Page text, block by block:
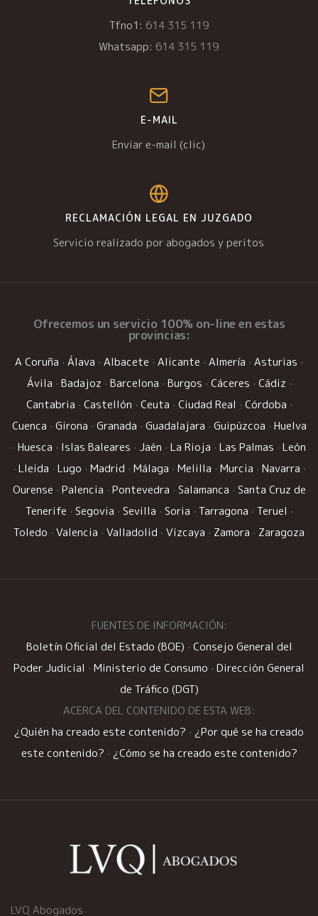
Tfno1: 614 315 119
Whatsapp: 614 315 119
E-MAIL
Enviar e-mail (clic)
RECLAMACIÓN LEGAL EN JUZGADO
Servicio realizado por abogados y peritos
Ofrecemos un servicio 100% on-line en estas
provincias:
A Coruña · Álava · Albacete · Alicante · Almería · Asturias ·
Ávila · Badajoz · Barcelona · Burgos · Cáceres · Cádiz ·
Cantabria · Castellón · Ceuta · Ciudad Real · Córdoba ·
Cuenca · Girona · Granada · Guadalajara · Guipúzcoa · Huelva
· Huesca · Islas Baleares · Jaén · La Rioja · Las Palmas · León
· Lleida · Lugo · Madrid · Málaga · Melilla · Murcia · Navarra ·
Ourense · Palencia · Pontevedra · Salamanca · Santa Cruz de
Tenerife · Segovia · Sevilla · Soria · Tarragona · Teruel ·
Toledo · Valencia · Valladolid · Vizcaya · Zamora · Zaragoza
FUENTES DE INFORMACIÓN:
Boletín Oficial del Estado (BOE) · Consejo General del
Poder Judicial · Ministerio de Consumo · Dirección General
de Tráfico (DGT)
ACERCA DEL CONTENIDO DE ESTA WEB:
¿Quién ha creado este contenido? · ¿Por qué se ha creado
este contenido? · ¿Cómo se ha creado este contenido?
LVQ Abogados